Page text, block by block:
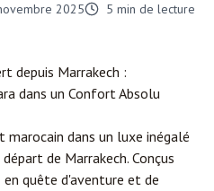
2025 5 min de lecture
depuis Marrakech :
dans un Confort Absolu
marocain dans un luxe inégalé
de Marrakech. Conçus
quête d'aventure et de